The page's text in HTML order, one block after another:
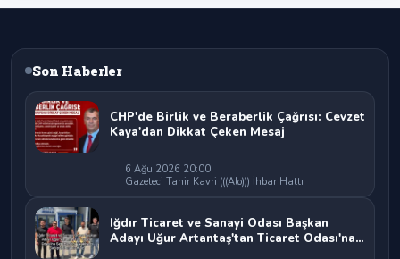
Son Haberler
CHP'de Birlik ve Beraberlik Çağrısı: Cevzet
Kaya'dan Dikkat Çeken Mesaj
6 Ağu 2026 20:00
Gazeteci Tahir Kavri (((Alo))) İhbar Hattı
Iğdır Ticaret ve Sanayi Odası Başkan
Adayı Uğur Artantaş'tan Ticaret Odası'na